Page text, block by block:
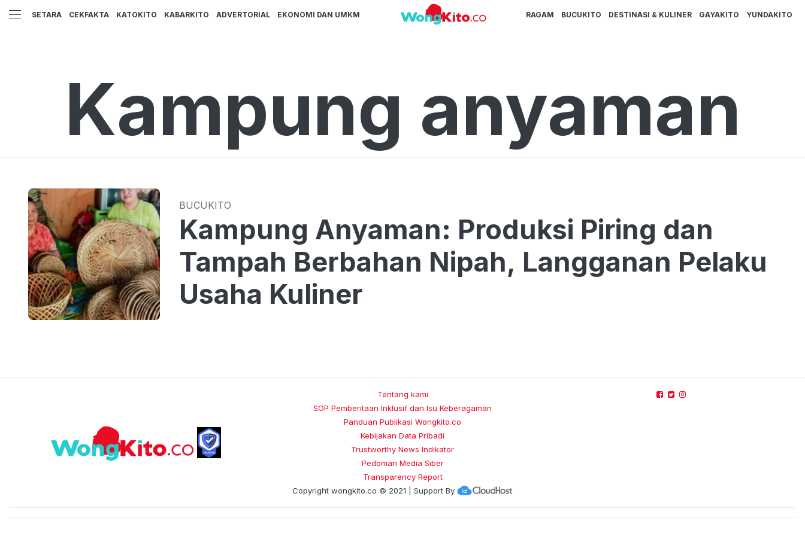
SETARA CEKFAKTA KATOKITO KABARKITO ADVERTORIAL EKONOMI DAN UMKM RAGAM BUCUKITO DESTINASI & KULINER GAYAKITO YUNDAKITO
Kampung anyaman
BUCUKITO
Kampung Anyaman: Produksi Piring dan
Tampah Berbahan Nipah, Langganan Pelaku
Usaha Kuliner
Tentang kami
SOP Pemberitaan Inklusif dan Isu Keberagaman
Panduan Publikasi Wongkito.co
Kebijakan Data Pribadi
Trustworthy News Indikator
Pedoman Media Siber
Transparency Report
Copyright wongkito.co © 2021 | Support By